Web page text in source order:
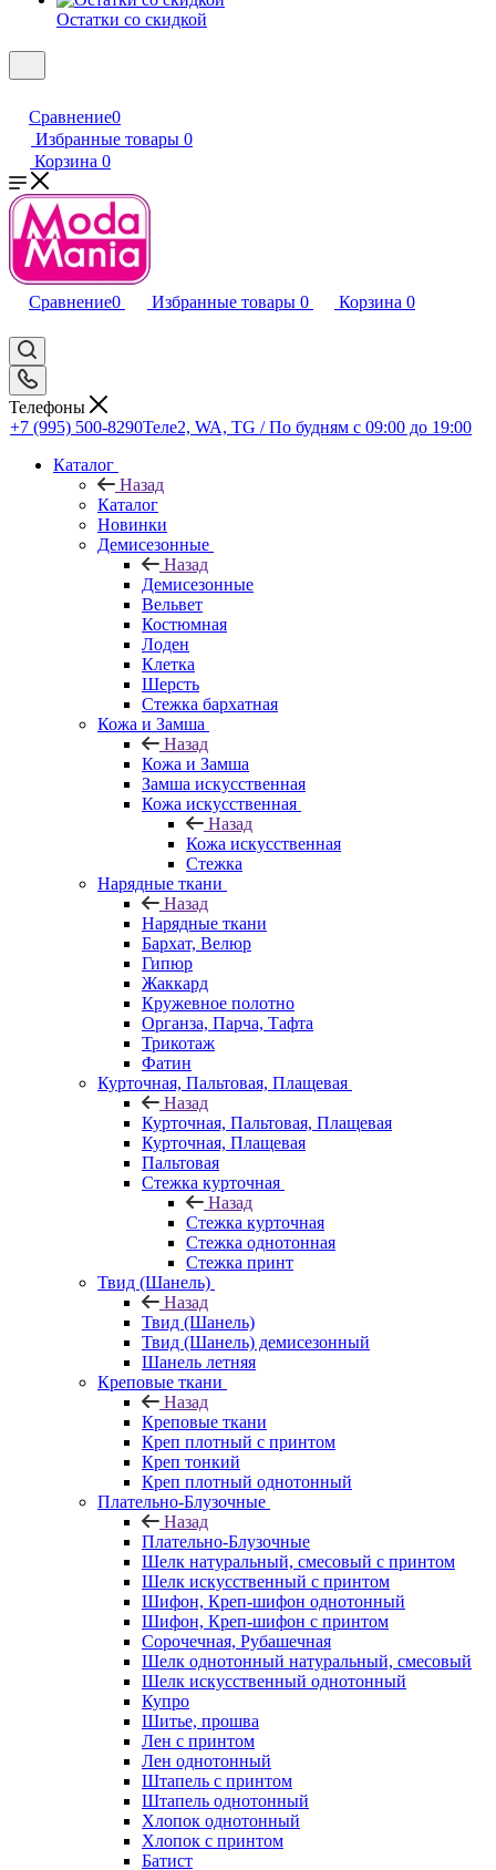
Остатки со скидкой
Сравнение0
Избранные товары 0
Корзина 0
Сравнение0 Избранные товары 0 Корзина 0
Телефоны
+7 (995) 500-8290Теле2, WA, TG / По будням c 09:00 до 19:00
Каталог
Назад
Каталог
Новинки
Демисезонные
Назад
Демисезонные
Вельвет
Костюмная
Лоден
Клетка
Шерсть
Стежка бархатная
Кожа и Замша
Назад
Кожа и Замша
Замша искусственная
Кожа искусственная
Назад
Кожа искусственная
Стежка
Нарядные ткани
Назад
Нарядные ткани
Бархат, Велюр
Гипюр
Жаккард
Кружевное полотно
Органза, Парча, Тафта
Трикотаж
Фатин
Курточная, Пальтовая, Плащевая
Назад
Курточная, Пальтовая, Плащевая
Курточная, Плащевая
Пальтовая
Стежка курточная
Назад
Стежка курточная
Стежка однотонная
Стежка принт
Твид (Шанель)
Назад
Твид (Шанель)
Твид (Шанель) демисезонный
Шанель летняя
Креповые ткани
Назад
Креповые ткани
Креп плотный с принтом
Креп тонкий
Креп плотный однотонный
Плательно-Блузочные
Назад
Плательно-Блузочные
Шелк натуральный, смесовый с принтом
Шелк искусственный с принтом
Шифон, Креп-шифон однотонный
Шифон, Креп-шифон с принтом
Сорочечная, Рубашечная
Шелк однотонный натуральный, смесовый
Шелк искусственный однотонный
Купро
Шитье, прошва
Лен с принтом
Лен однотонный
Штапель с принтом
Штапель однотонный
Хлопок однотонный
Хлопок с принтом
Батист